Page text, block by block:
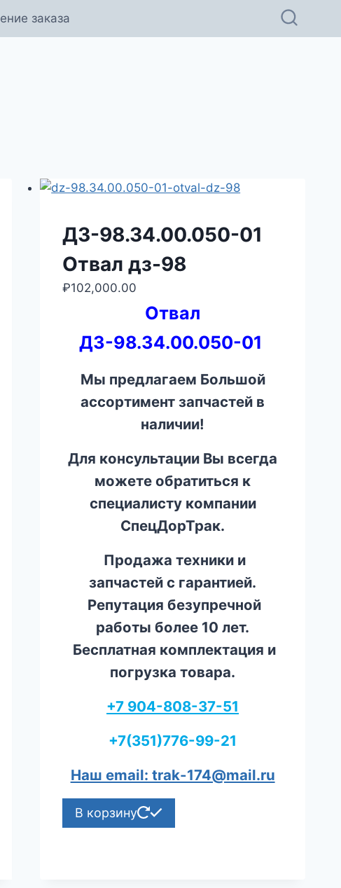
заказа
ДЗ-98.34.00.050-01
Отвал дз-98
₽102,000.00
Отвал
ДЗ-98.34.00.050-01
Мы предлагаем Большой
ассортимент запчастей в
наличии!
Для консультации Вы всегда
можете обратиться к
специалисту компании
СпецДорТрак.
Продажа техники и
запчастей с гарантией.
Репутация безупречной
работы более 10 лет.
Бесплатная комплектация и
погрузка товара.
+7 904-808-37-51
+7(351)776-99-21
Наш email: trak-174@mail.ru
В корзину